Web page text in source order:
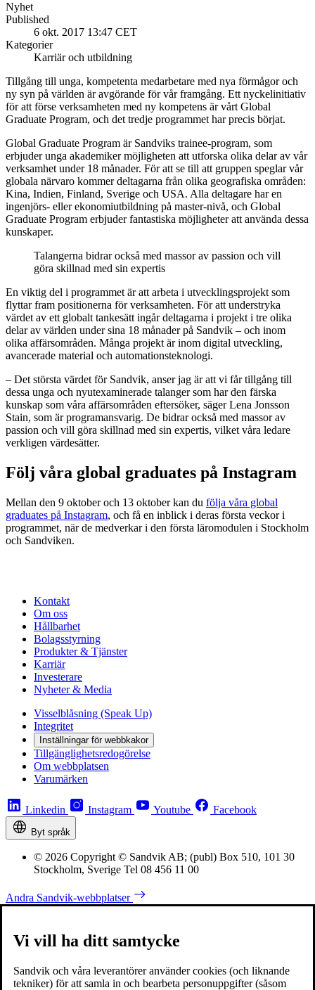
Nyhet
Published
6 okt. 2017 13:47 CET
Kategorier
Karriär och utbildning
Tillgång till unga, kompetenta medarbetare med nya förmågor och
ny syn på världen är avgörande för vår framgång. Ett nyckelinitiativ
för att förse verksamheten med ny kompetens är vårt Global
Graduate Program, och det tredje programmet har precis börjat.
Global Graduate Program är Sandviks trainee-program, som
erbjuder unga akademiker möjligheten att utforska olika delar av vår
verksamhet under 18 månader. För att se till att gruppen speglar vår
globala närvaro kommer deltagarna från olika geografiska områden:
Kina, Indien, Finland, Sverige och USA. Alla deltagare har en
ingenjörs- eller ekonomiutbildning på master-nivå, och Global
Graduate Program erbjuder fantastiska möjligheter att använda dessa
kunskaper.
Talangerna bidrar också med massor av passion och vill
göra skillnad med sin expertis
En viktig del i programmet är att arbeta i utvecklingsprojekt som
flyttar fram positionerna för verksamheten. För att understryka
värdet av ett globalt tankesätt ingår deltagarna i projekt i tre olika
delar av världen under sina 18 månader på Sandvik – och inom
olika affärsområden. Många projekt är inom digital utveckling,
avancerade material och automationsteknologi.
– Det största värdet för Sandvik, anser jag är att vi får tillgång till
dessa unga och nyutexaminerade talanger som har den färska
kunskap som våra affärsområden eftersöker, säger Lena Jonsson
Stain, som är programansvarig. De bidrar också med massor av
passion och vill göra skillnad med sin expertis, vilket våra ledare
verkligen värdesätter.
Följ våra global graduates på Instagram
Mellan den 9 oktober och 13 oktober kan du följa våra global
graduates på Instagram, och få en inblick i deras första veckor i
programmet, när de medverkar i den första läromodulen i Stockholm
och Sandviken.
Kontakt
Om oss
Hållbarhet
Bolagsstyrning
Produkter & Tjänster
Karriär
Investerare
Nyheter & Media
Visselblåsning (Speak Up)
Integritet
Inställningar för webbkakor
Tillgänglighetsredogörelse
Om webbplatsen
Varumärken
Linkedin Instagram Youtube Facebook
Byt språk
© 2026 Copyright © Sandvik AB; (publ) Box 510, 101 30
Stockholm, Sverige Tel 08 456 11 00
Andra Sandvik-webbplatser
Vi vill ha ditt samtycke
Sandvik och våra leverantörer använder cookies (och liknande
tekniker) för att samla in och bearbeta personuppgifter (såsom